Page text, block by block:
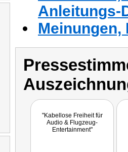
Anleitungs-
"Kabellose Freiheit für
Audio & Flugzeug-
Entertainment"